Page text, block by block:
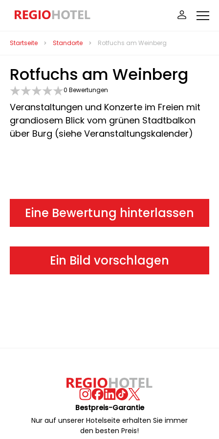
Startseite Standorte Rotfuchs am Weinberg
Rotfuchs am Weinberg
0 Bewertungen
Veranstaltungen und Konzerte im Freien mit
grandiosem Blick vom grünen Stadtbalkon
über Burg (siehe Veranstaltungskalender)
Eine Bewertung hinterlassen
Ein Bild vorschlagen
Bestpreis-Garantie
Nur auf unserer Hotelseite erhalten Sie immer
den besten Preis!